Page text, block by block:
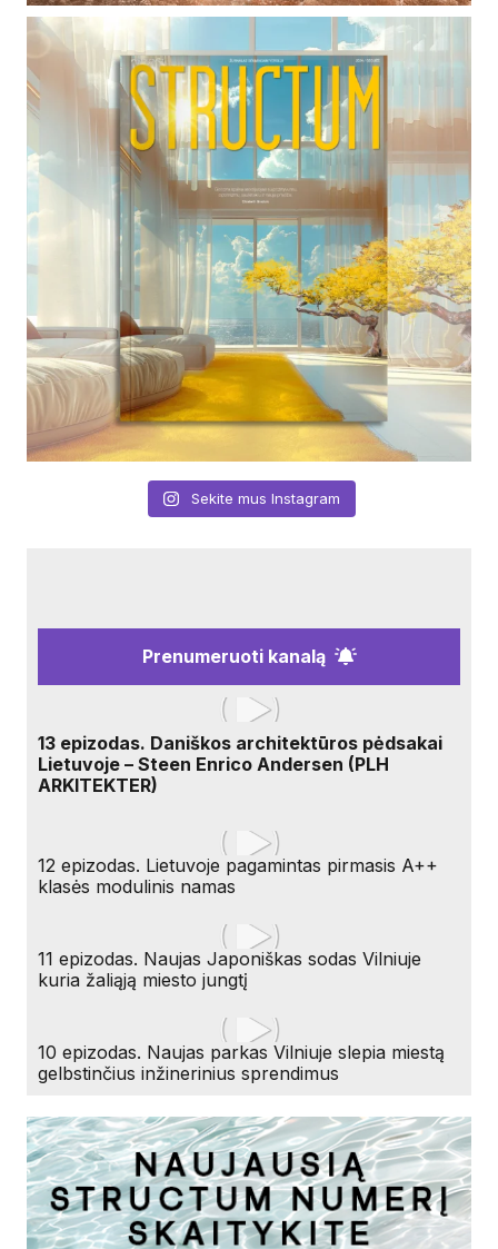
Sekite mus Instagram
Prenumeruoti kanalą
13 epizodas. Daniškos architektūros pėdsakai
Lietuvoje – Steen Enrico Andersen (PLH
ARKITEKTER)
12 epizodas. Lietuvoje pagamintas pirmasis A++
klasės modulinis namas
11 epizodas. Naujas Japoniškas sodas Vilniuje
kuria žaliąją miesto jungtį
10 epizodas. Naujas parkas Vilniuje slepia miestą
gelbstinčius inžinerinius sprendimus